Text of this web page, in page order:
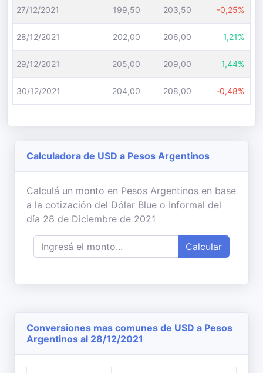
27/12/2021 199,50 203,50 -0,25%
28/12/2021 202,00 206,00 1,21%
29/12/2021 205,00 209,00 1,44%
30/12/2021 204,00 208,00 -0,48%
Calculadora de USD a Pesos Argentinos
Calculá un monto en Pesos Argentinos en base
a la cotización del Dólar Blue o Informal del
día 28 de Diciembre de 2021
Calcular
Conversiones mas comunes de USD a Pesos
Argentinos al 28/12/2021